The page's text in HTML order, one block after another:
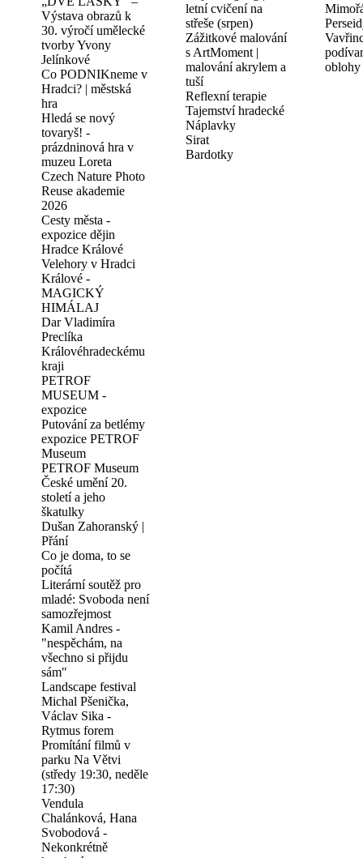
Výstava obrazů k
30. výročí umělecké
tvorby Yvony
Jelínkové
Co PODNIKneme v
Hradci? | městská
hra
Hledá se nový
tovaryš! -
prázdninová hra v
muzeu Loreta
Czech Nature Photo
Reuse akademie
2026
Cesty města -
expozice dějin
Hradce Králové
Velehory v Hradci
Králové -
MAGICKÝ
HIMÁLAJ
Dar Vladimíra
Preclíka
Královéhradeckému
kraji
PETROF
MUSEUM -
expozice
Putování za betlémy
expozice PETROF
Museum
PETROF Museum
České umění 20.
století a jeho
škatulky
Dušan Zahoranský |
Přání
Co je doma, to se
počítá
Literární soutěž pro
mladé: Svoboda není
samozřejmost
Kamil Andres -
"nespěchám, na
všechno si přijdu
sám"
Landscape festival
Michal Pšenička,
Václav Sika -
Rytmus forem
Promítání filmů v
parku Na Větvi
(středy 19:30, neděle
17:30)
Vendula
Chalánková, Hana
Svobodová -
Nekonkrétně
letní cvičení na
střeše (srpen)
Zážitkové malování
s ArtMoment |
malování akrylem a
tuší
Reflexní terapie
Tajemství hradecké
Náplavky
Sirat
Bardotky
oblohy